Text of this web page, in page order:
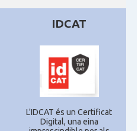
IDCAT
L'IDCAT és un Certificat
Digital, una eina